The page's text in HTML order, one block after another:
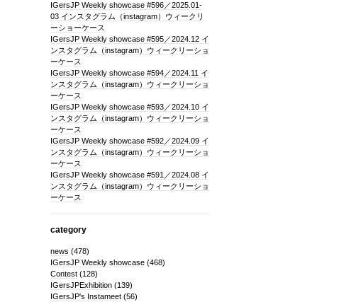
IGersJP Weekly showcase #596／2025.01-
03 インスタグラム（instagram）ウィークリ
ーショーケース
IGersJP Weekly showcase #595／2024.12 イ
ンスタグラム（instagram）ウィークリーショ
ーケース
IGersJP Weekly showcase #594／2024.11 イ
ンスタグラム（instagram）ウィークリーショ
ーケース
IGersJP Weekly showcase #593／2024.10 イ
ンスタグラム（instagram）ウィークリーショ
ーケース
IGersJP Weekly showcase #592／2024.09 イ
ンスタグラム（instagram）ウィークリーショ
ーケース
IGersJP Weekly showcase #591／2024.08 イ
ンスタグラム（instagram）ウィークリーショ
ーケース
category
news (478)
IGersJP Weekly showcase(468)
Contest(128)
IGersJPExhibition(139)
IGersJP's Instameet(56)